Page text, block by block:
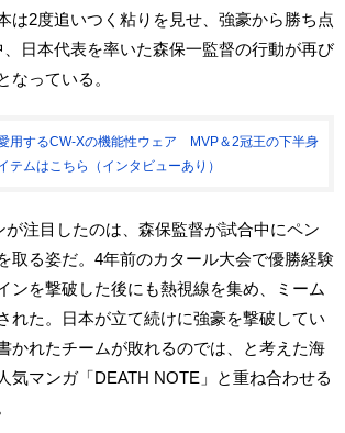
は2度追いつく粘りを見せ、強豪から勝ち点
日本代表を率いた森保一監督の行動が再び
なっている。
愛用するCW-Xの機能性ウェア MVP＆2冠王の下半身
テムはこちら（インタビューあり）
注目したのは、森保監督が試合中にペン
取る姿だ。4年前のカタール大会で優勝経験
ンを撃破した後にも熱視線を集め、ミーム
れた。日本が立て続けに強豪を撃破してい
かれたチームが敗れるのでは、と考えた海
気マンガ「DEATH NOTE」と重ね合わせる